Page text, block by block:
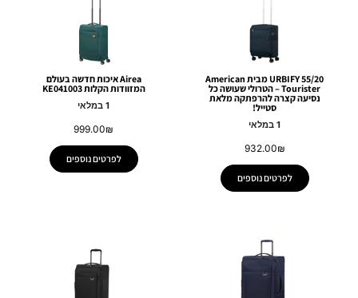
URBIFY 55/20 מבית American
Tourister – הטרולי שעושה כל
נסיעה קצרה להרפתקה מלאת
סטייל!
1 במלאי
932.00₪
לפרטים נוספים
Airea איכות חדשה בעולם
המזוודות הקלות KE041003
1 במלאי
999.00₪
לפרטים נוספים